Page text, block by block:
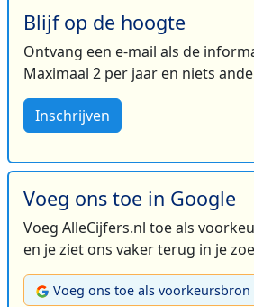
Blijf op de hoogte
Ontvang een e-mail als de
Maximaal 2 per jaar en niets
Inschrijven
Voeg ons toe in Google
Voeg AlleCijfers.nl toe als
en je ziet ons vaker terug in je
Voeg ons toe als voorkeursbron